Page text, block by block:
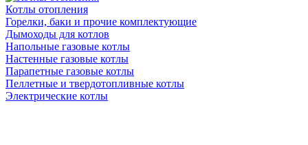
Котлы отопления
Горелки, баки и прочие комплектующие
Дымоходы для котлов
Напольные газовые котлы
Настенные газовые котлы
Парапетные газовые котлы
Пеллетные и твердотопливные котлы
Электрические котлы